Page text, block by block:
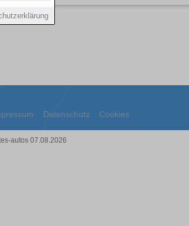
Datenschutz Cookies
autos 07.08.2026